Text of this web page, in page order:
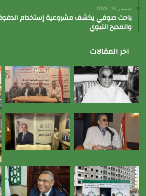
سبتمبر 10, 2025
باحث صوفي يكشف مشروعية إستخدام الدفوف
والمديح النبوي
اخر المقالات